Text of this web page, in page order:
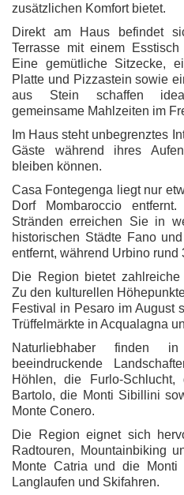
zusätzlichen Komfort bietet.
Direkt am Haus befindet
Terrasse mit einem
Eine gemütliche Sitzecke,
Platte und Pizzastein sowie
aus Stein schaffen
gemeinsame Mahlzeiten im
Im Haus steht unbegrenztes
Gäste während ihres
bleiben können.
Casa Fontegenga liegt nur
Dorf Mombaroccio
Stränden erreichen Sie in
historischen Städte Fano
entfernt, während Urbino rund
Die Region bietet
Zu den kulturellen
Festival in Pesaro im August
Trüffelmärkte in Acqualagna
Naturliebhaber finden
beeindruckende
Höhlen, die Furlo-
Bartolo, die Monti Sibillini
Monte Conero.
Die Region eignet sich
Radtouren, Mountainbiking
Monte Catria und die
Langlaufen und Skifahren.